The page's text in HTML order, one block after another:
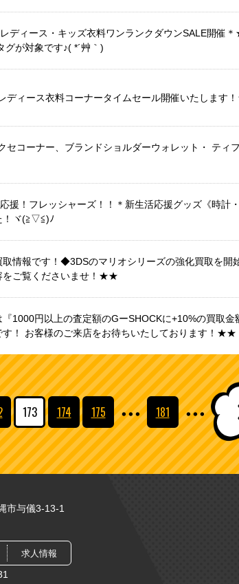
ハーツ！レ
買取しまし
取強化
非マンガ倉
にお持ち込
ポケカ☆新弾ジムセ
が入った豪華セット
となってます♡シュ
リンク付き☆超美品
RIMOWA NEVER
いでも全然
OK！！
バンコーナーへレッ
ゴー！！！
THE NORTH
た定番のノー
イスとは一味
ディース・キッズ衣料ワンランクダウンSALE開催
グが対象です♪( *´艸｀)
ィース衣料コーナータイムセール開催いたします
コーナー、ブランドショルダーウォレット・ ティ
！フレッシャーズ！！＊新生活応援グッズ《時計
！ヾ(≧▽≦)ﾉ
情報です！◆3DSのマリオシリーズの強化買取を開
をご覧くださいませ！★★
1000円以上の査定額のGーSHOCKに+10%の買取金
！ お客様のご来店をお待ちいたしております！★★
173 174 175 ・・・ 181 ・・・
市与儀3-13-1
求人情報